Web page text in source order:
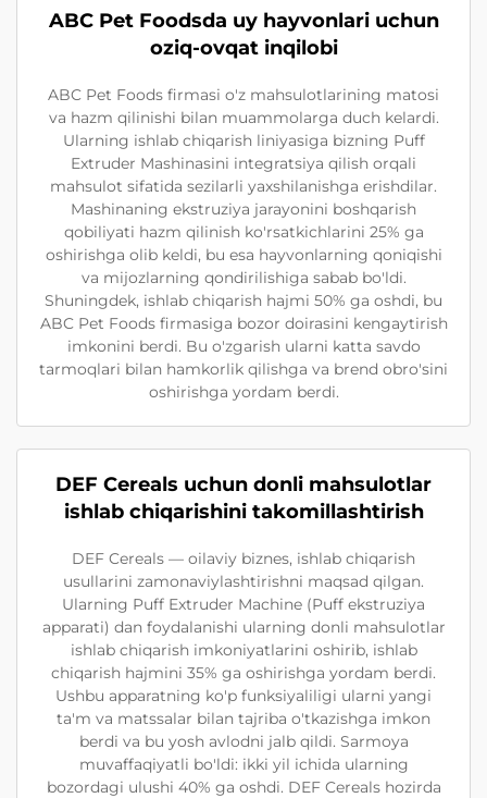
ABC Pet Foodsda uy hayvonlari uchun
oziq-ovqat inqilobi
ABC Pet Foods firmasi o'z mahsulotlarining matosi
va hazm qilinishi bilan muammolarga duch kelardi.
Ularning ishlab chiqarish liniyasiga bizning Puff
Extruder Mashinasini integratsiya qilish orqali
mahsulot sifatida sezilarli yaxshilanishga erishdilar.
Mashinaning ekstruziya jarayonini boshqarish
qobiliyati hazm qilinish ko'rsatkichlarini 25% ga
oshirishga olib keldi, bu esa hayvonlarning qoniqishi
va mijozlarning qondirilishiga sabab bo'ldi.
Shuningdek, ishlab chiqarish hajmi 50% ga oshdi, bu
ABC Pet Foods firmasiga bozor doirasini kengaytirish
imkonini berdi. Bu o'zgarish ularni katta savdo
tarmoqlari bilan hamkorlik qilishga va brend obro'sini
oshirishga yordam berdi.
DEF Cereals uchun donli mahsulotlar
ishlab chiqarishini takomillashtirish
DEF Cereals — oilaviy biznes, ishlab chiqarish
usullarini zamonaviylashtirishni maqsad qilgan.
Ularning Puff Extruder Machine (Puff ekstruziya
apparati) dan foydalanishi ularning donli mahsulotlar
ishlab chiqarish imkoniyatlarini oshirib, ishlab
chiqarish hajmini 35% ga oshirishga yordam berdi.
Ushbu apparatning ko'p funksiyaliligi ularni yangi
ta'm va matssalar bilan tajriba o'tkazishga imkon
berdi va bu yosh avlodni jalb qildi. Sarmoya
muvaffaqiyatli bo'ldi: ikki yil ichida ularning
bozordagi ulushi 40% ga oshdi. DEF Cereals hozirda